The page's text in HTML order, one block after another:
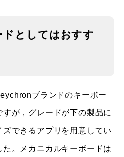
ドとしてはおすす
ブランドのキーボー
すが，グレードが下の製品に
ズできるアプリを用意してい
。メカニカルキーボードは